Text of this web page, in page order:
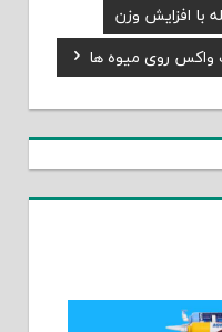
با افزایش وزن
واکس روی میوه ها